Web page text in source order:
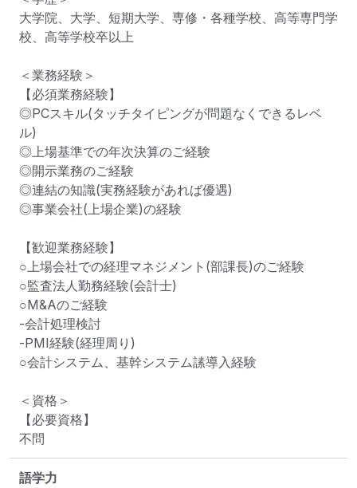
大学院、大学、短期大学、専修・各種学校、高等専門学
校、高等学校卒以上
＜業務経験＞
【必須業務経験】
◎PCスキル(タッチタイピングが問題なくできるレベ
ル)
◎上場基準での年次決算のご経験
◎開示業務のご経験
◎連結の知識(実務経験があれば優遇)
◎事業会社(上場企業)の経験
【歓迎業務経験】
○上場会社での経理マネジメント(部課長)のご経験
○監査法人勤務経験(会計士)
○M&Aのご経験
-会計処理検討
-PMI経験(経理周り)
○会計システム、基幹システム䛾導入経験
＜資格＞
【必要資格】
不問
語学力